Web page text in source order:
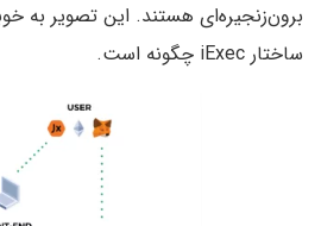
برون‌زنجیره‌ای هستند. این تصویر به
ساختار iExec چگونه است.